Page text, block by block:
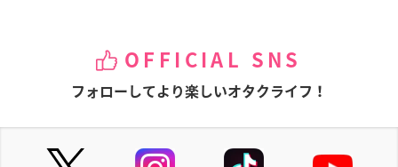
OFFICIAL SNS
フォローしてより楽しいオタクライフ！